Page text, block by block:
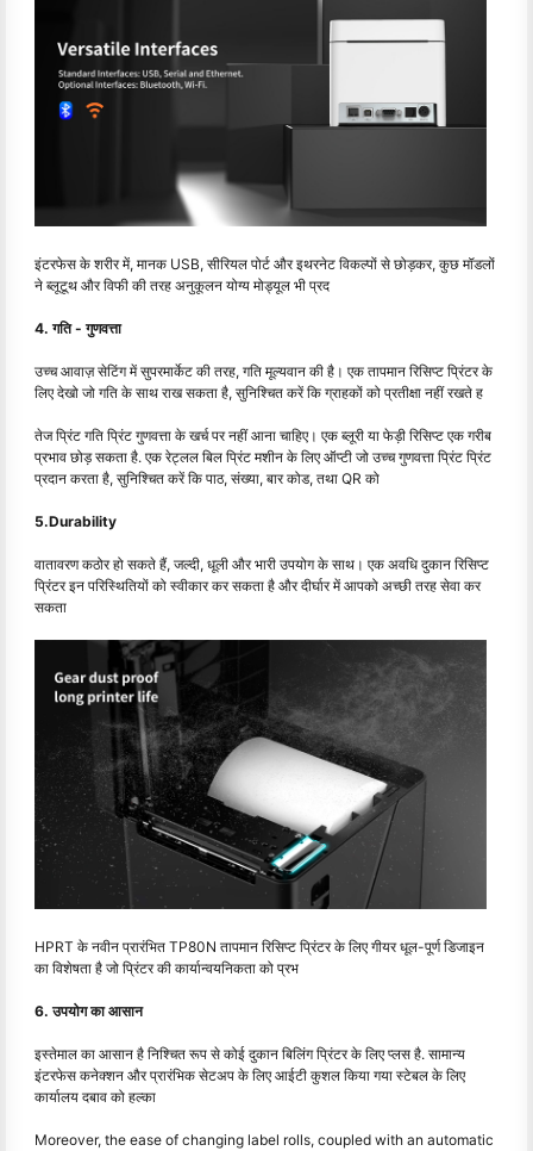
इंटरफेस के शरीर में, मानक USB, सीरियल पोर्ट और इथरनेट विकल्पों से छोड़कर, कुछ मॉडलों
ने ब्लूटूथ और विफी की तरह अनुकूलन योग्य मोड्यूल भी प्रद
4. गति - गुणवत्ता
उच्च आवाज़ सेटिंग में सुपरमार्केट की तरह, गति मूल्यवान की है। एक तापमान रिसिप्ट प्रिंटर के
लिए देखो जो गति के साथ राख सकता है, सुनिश्चित करें कि ग्राहकों को प्रतीक्षा नहीं रखते ह
तेज प्रिंट गति प्रिंट गुणवत्ता के खर्च पर नहीं आना चाहिए। एक ब्लूरी या फेड़ी रिसिप्ट एक गरीब
प्रभाव छोड़ सकता है. एक रेट्लल बिल प्रिंट मशीन के लिए ऑप्टी जो उच्च गुणवत्ता प्रिंट प्रिंट
प्रदान करता है, सुनिश्चित करें कि पाठ, संख्या, बार कोड, तथा QR को
5.Durability
वातावरण कठोर हो सकते हैं, जल्दी, धूली और भारी उपयोग के साथ। एक अवधि दुकान रिसिप्ट
प्रिंटर इन परिस्थितियों को स्वीकार कर सकता है और दीर्घार में आपको अच्छी तरह सेवा कर
सकता
HPRT के नवीन प्रारंभित TP80N तापमान रिसिप्ट प्रिंटर के लिए गीयर धूल-पूर्ण डिजाइन
का विशेषता है जो प्रिंटर की कार्यान्वयनिकता को प्रभ
6. उपयोग का आसान
इस्तेमाल का आसान है निश्चित रूप से कोई दुकान बिलिंग प्रिंटर के लिए प्लस है. सामान्य
इंटरफेस कनेक्शन और प्रारंभिक सेटअप के लिए आईटी कुशल किया गया स्टेबल के लिए
कार्यालय दबाव को हल्का
Moreover, the ease of changing label rolls, coupled with an automatic